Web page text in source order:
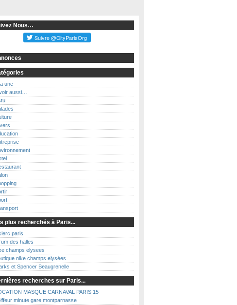
Nous…
une
aussi…
plus recherchés à Paris...
paris
des halles
champs elysees
nike champs elysées
et Spencer Beaugrenelle
recherches sur Paris...
MASQUE CARNAVAL PARIS 15
minute gare montparnasse